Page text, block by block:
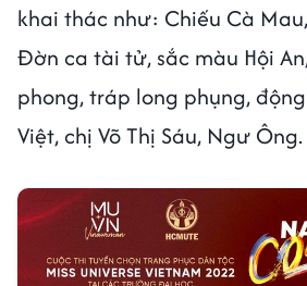
khai thác như: Chiếu Cà
Đờn ca tài tử, sắc màu Hội
phong, tráp long phụng,
Việt, chị Võ Thị Sáu, Ngư Ông.